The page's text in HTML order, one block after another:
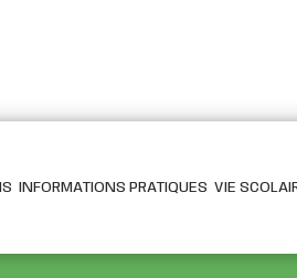
INFORMATIONS PRATIQUES VIE